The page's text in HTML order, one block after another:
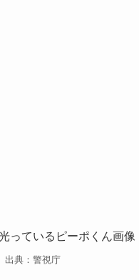
出典：警視庁